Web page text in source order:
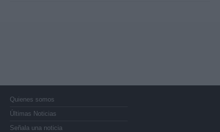
Quienes somos
Últimas Noticias
Señala una noticia